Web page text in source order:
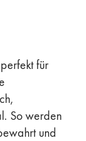
für
So werden
und